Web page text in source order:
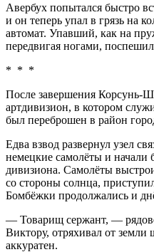
Авербух попытался быстро
и он теперь упал в грязь на
автомат. Упавший, как на
передвигая ногами,
* * *
После завершения Корсунь-
артдивизион, в котором
был переброшен в район
Едва взвод развернул узел
немецкие самолёты и начали
дивизиона. Самолёты
со стороны солнца,
Бомбёжки продолжались и
— Товарищ сержант, —
Виктору, отряхивал от
аккуратен.